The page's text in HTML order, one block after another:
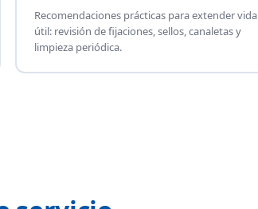
Recomendaciones prácticas para extender vida
útil: revisión de fijaciones, sellos, canaletas y
limpieza periódica.